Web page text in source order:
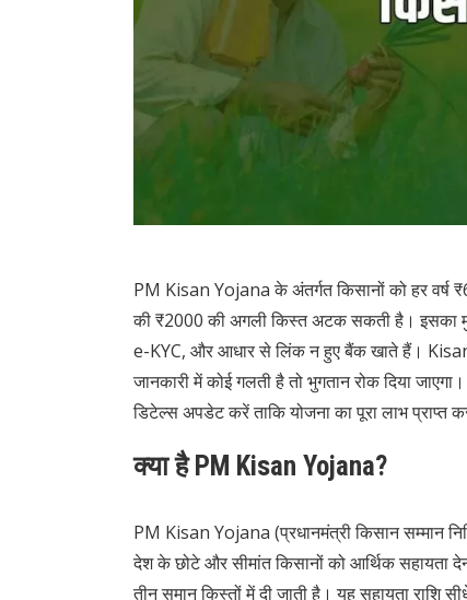
PM Kisan Yojana के अंतर्गत किसानों को हर वर्ष
की ₹2000 की अगली किस्त अटक सकती है।
e-KYC, और आधार से लिंक न हुए बैंक खाते हैं। Kisan
जानकारी में कोई गलती है तो भुगतान रोक दिया
डिटेल्स अपडेट करें ताकि योजना का पूरा लाभ प्राप्त
क्या है PM Kisan Yojana?
PM Kisan Yojana (प्रधानमंत्री किसान सम्मान
देश के छोटे और सीमांत किसानों को आर्थिक सहायता
तीन समान किस्तों में दी जाती है। यह सहायता